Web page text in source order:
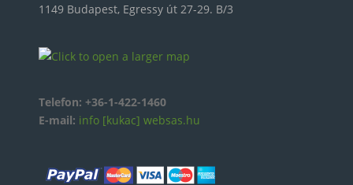
1149 Budapest, Egressy út 27-29. B/3
Telefon: +36-1-422-1460
E-mail: info [kukac] websas.hu